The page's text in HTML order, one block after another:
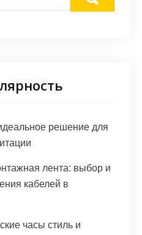
решение для
лента: выбор и
кабелей в
часы стиль и